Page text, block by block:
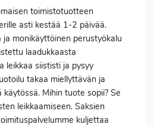
toimistotuotteen
asti kestää 1-2 päivää.
monikäyttöinen perustyökalu
laadukkaasta
leikkaa siististi ja pysyy
takaa miellyttävän ja
Mihin tuote sopii? Se
leikkaamiseen. Saksien
kuljettaa